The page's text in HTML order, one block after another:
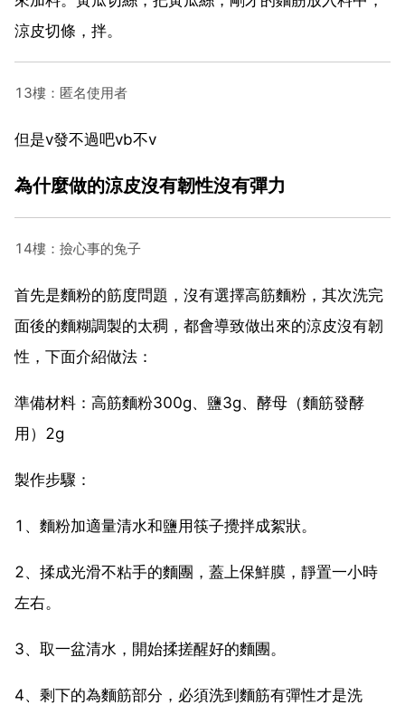
涼皮切條，拌。
13樓：匿名使用者
但是v發不過吧vb不v
為什麼做的涼皮沒有韌性沒有彈力
14樓：撿心事的兔子
首先是麵粉的筋度問題，沒有選擇高筋麵粉，其次洗完
面後的麵糊調製的太稠，都會導致做出來的涼皮沒有韌
性，下面介紹做法：
準備材料：高筋麵粉300g、鹽3g、酵母（麵筋發酵
用）2g
製作步驟：
1、麵粉加適量清水和鹽用筷子攪拌成絮狀。
2、揉成光滑不粘手的麵團，蓋上保鮮膜，靜置一小時
左右。
3、取一盆清水，開始揉搓醒好的麵團。
4、剩下的為麵筋部分，必須洗到麵筋有彈性才是洗